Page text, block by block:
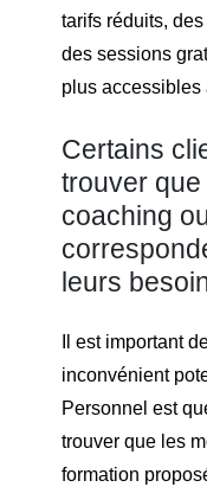
tarifs réduits,
des sessions
plus accessibles
Certains
trouver
coaching
leurs
Il est important
inconvénient
Personnel est
trouver que les
formation